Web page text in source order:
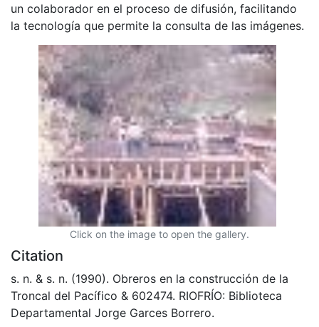
un colaborador en el proceso de difusión, facilitando
la tecnología que permite la consulta de las imágenes.
Click on the image to open the gallery.
Citation
s. n. & s. n. (1990). Obreros en la construcción de la
Troncal del Pacífico & 602474. RIOFRÍO: Biblioteca
Departamental Jorge Garces Borrero.